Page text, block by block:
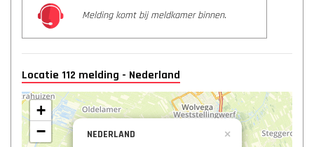
Melding komt bij meldkamer binnen.
Locatie 112 melding - Nederland
NEDERLAND
×
+
−